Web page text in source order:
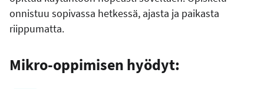
onnistuu sopivassa hetkessä, ajasta ja paikasta
riippumatta.
Mikro-oppimisen hyödyt: